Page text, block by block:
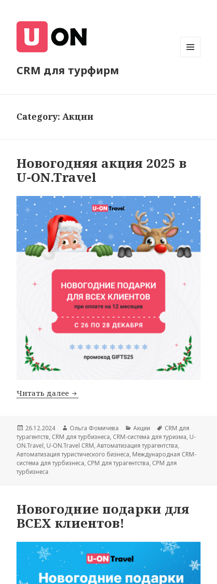
CRM для турфирм
Category:Акции
Новогодняя акция 2025 в
U-ON.Travel
Читать далее Новогодняя акция 2025 в U-ON.Travel
Опубликовано
26.12.2024 Автор
Ольга Фомичева Рубрики
Акции Метки
CRM для
турагентств, CRM для турбизнеса, CRM-система для туризма, U-
ON.Travel, U-ON.Travel CRM,Автоматизация турагентства,
Автоматизация туристического бизнеса, Международная CRM-
система для турбизнеса, СРМ для турагентства, СРМ для
турбизнеса
Новогодние подарки для
ВСЕХ клиентов!